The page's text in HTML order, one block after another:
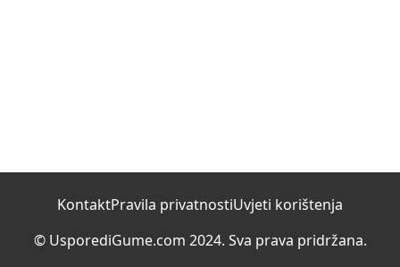
KontaktPravila privatnostiUvjeti korištenja
© UsporediGume.com 2024. Sva prava pridržana.